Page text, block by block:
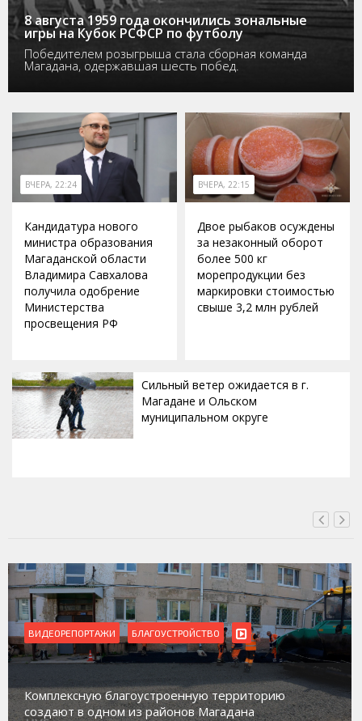
8 августа 1959 года окончились зональные
игры на Кубок РСФСР по футболу
Победителем розыгрыша стала сборная команда
Магадана, одержавшая шесть побед.
ВЧЕРА, 22:24
Кандидатура нового
министра образования
Магаданской области
Владимира Савхалова
получила одобрение
Министерства
просвещения РФ
ВЧЕРА, 22:15
Двое рыбаков осуждены
за незаконный оборот
более 500 кг
морепродукции без
маркировки стоимостью
свыше 3,2 млн рублей
Сильный ветер ожидается в г.
Магадане и Ольском
муниципальном округе
БЛАГОУСТРОЙСТВО
благоустроенную территорию
в одном из районов Магадана
Магадан
работе